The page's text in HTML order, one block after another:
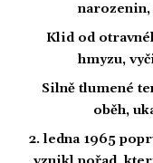
narozenin,
Klid od
hmyzu,
Silně tlumené
oběh,
2. ledna 1965